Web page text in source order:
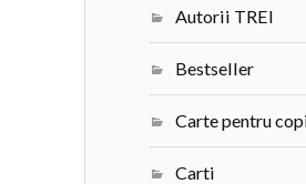
Autorii TREI
Bestseller
Carte pentru
Carti